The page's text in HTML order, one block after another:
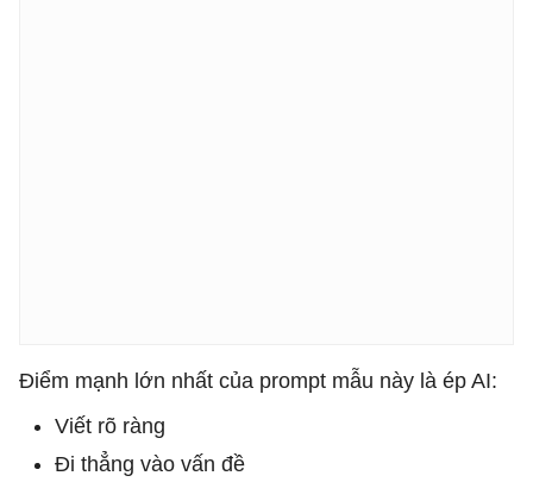
Điểm mạnh lớn nhất của prompt mẫu này là ép AI:
Viết rõ ràng
Đi thẳng vào vấn đề